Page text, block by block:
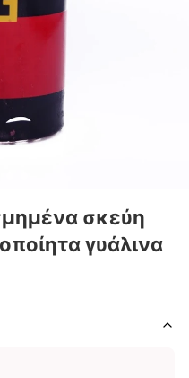
σκεύη
γυάλινα